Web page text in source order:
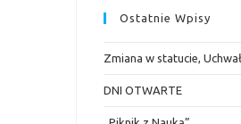
Ostatnie Wpisy
Zmiana w statucie,
DNI OTWARTE